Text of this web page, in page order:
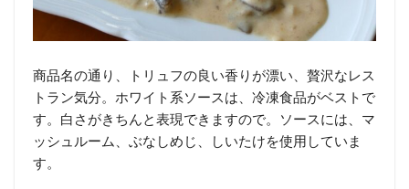
商品名の通り、トリュフの良い香りが漂い、贅沢なレス
トラン気分。ホワイト系ソースは、冷凍食品がベストで
す。白さがきちんと表現できますので。ソースには、マ
ッシュルーム、ぶなしめじ、しいたけを使用していま
す。